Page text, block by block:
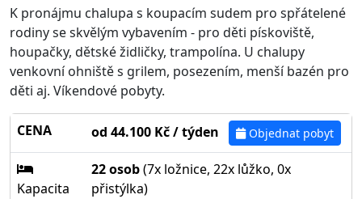
K pronájmu chalupa s koupacím sudem pro spřátelené
rodiny se skvělým vybavením - pro děti pískoviště,
houpačky, dětské židličky, trampolína. U chalupy
venkovní ohniště s grilem, posezením, menší bazén pro
děti aj. Víkendové pobyty.
CENA od 44.100 Kč / týden Objednat pobyt
Kapacita
22 osob(7x ložnice, 22x lůžko, 0x
přistýlka)